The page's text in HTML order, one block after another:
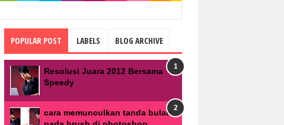
POPULAR POST LABELS BLOG ARCHIVE
Resolusi Juara 2012 Bersama
Speedy
cara memunculkan tanda bulat